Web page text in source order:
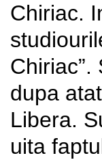
Chiriac.
dupa
Libera.
uita